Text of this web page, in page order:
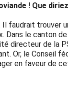
! Que
Il faudrait trouver
Dans le canton
directeur de la
Or, le Conseil
en faveur de